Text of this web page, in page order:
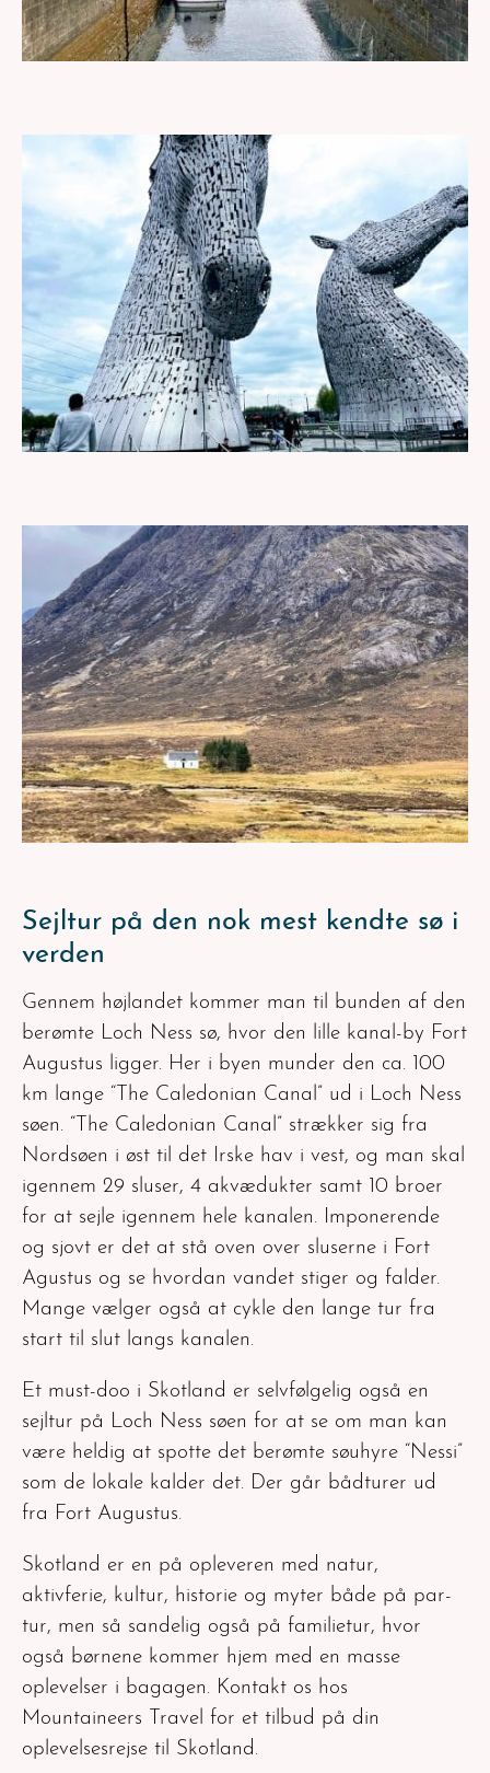
Sejltur på den nok mest kendte sø i
verden
Gennem højlandet kommer man til bunden af den
berømte Loch Ness sø, hvor den lille kanal-by Fort
Augustus ligger. Her i byen munder den ca. 100
km lange “The Caledonian Canal” ud i Loch Ness
søen. “The Caledonian Canal” strækker sig fra
Nordsøen i øst til det Irske hav i vest, og man skal
igennem 29 sluser, 4 akvædukter samt 10 broer
for at sejle igennem hele kanalen. Imponerende
og sjovt er det at stå oven over sluserne i Fort
Agustus og se hvordan vandet stiger og falder.
Mange vælger også at cykle den lange tur fra
start til slut langs kanalen.
Et must-doo i Skotland er selvfølgelig også en
sejltur på Loch Ness søen for at se om man kan
være heldig at spotte det berømte søuhyre “Nessi”
som de lokale kalder det. Der går bådturer ud
fra Fort Augustus.
Skotland er en på opleveren med natur,
aktivferie, kultur, historie og myter både på par-
tur, men så sandelig også på familietur, hvor
også børnene kommer hjem med en masse
oplevelser i bagagen. Kontakt os hos
Mountaineers Travel for et tilbud på din
oplevelsesrejse til Skotland.